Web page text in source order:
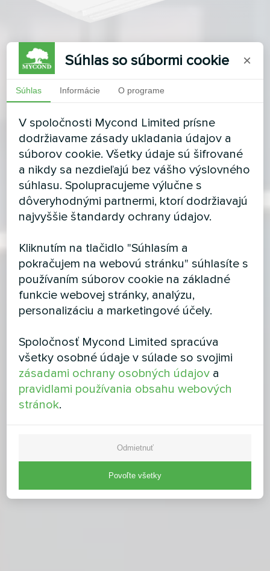
Súhlas so súbormi cookie ×
Súhlas Informácie O programe
V spoločnosti Mycond Limited prísne
dodržiavame zásady ukladania údajov a
súborov cookie. Všetky údaje sú šifrované
a nikdy sa nezdieľajú bez vášho výslovného
súhlasu. Spolupracujeme výlučne s
dôveryhodnými partnermi, ktorí dodržiavajú
najvyššie štandardy ochrany údajov.
Kliknutím na tlačidlo "Súhlasím a
pokračujem na webovú stránku" súhlasíte s
používaním súborov cookie na základné
funkcie webovej stránky, analýzu,
personalizáciu a marketingové účely.
Spoločnosť Mycond Limited spracúva
všetky osobné údaje v súlade so svojimi
zásadami ochrany osobných údajov a
pravidlami používania obsahu webových
stránok.
Odmietnuť
Povoľte všetky